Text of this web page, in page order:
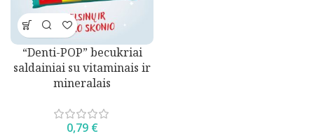
“Denti-POP” becukriai
saldainiai su vitaminais ir
mineralais
0,79 €